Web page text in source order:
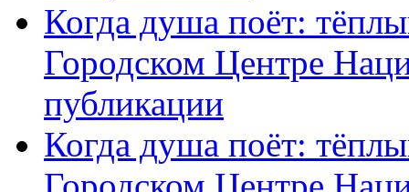
Когда душа поёт:
Городском Центре
публикации
Когда душа поёт: